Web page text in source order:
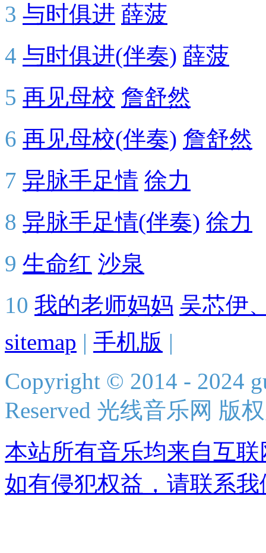
3 与时俱进 薛菠
4 与时俱进(伴奏) 薛菠
5 再见母校 詹舒然
6 再见母校(伴奏) 詹舒然
7 异脉手足情 徐力
8 异脉手足情(伴奏) 徐力
9 生命红 沙泉
10 我的老师妈妈 吴芯伊
sitemap | 手机版 |
Copyright © 2014 - 2024
Reserved 光线音乐网 版
本站所有音乐均来自互
如有侵犯权益，请联系